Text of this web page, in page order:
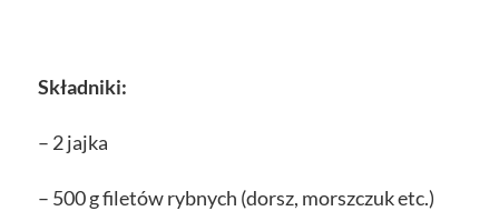
Składniki:
– 2 jajka
– 500 g filetów rybnych (dorsz, morszczuk etc.)